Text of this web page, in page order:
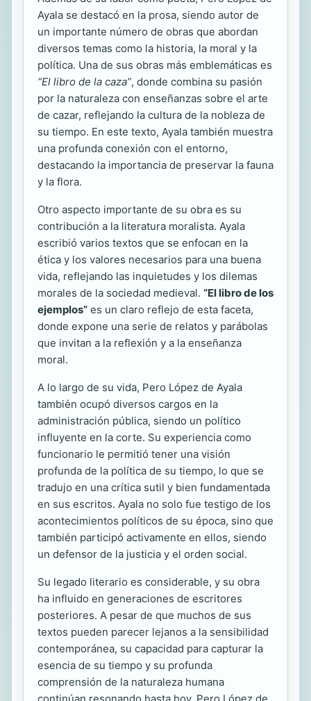
Ayala se destacó en la prosa, siendo autor de
un importante número de obras que abordan
diversos temas como la historia, la moral y la
política. Una de sus obras más emblemáticas es
“El libro de la caza”, donde combina su pasión
por la naturaleza con enseñanzas sobre el arte
de cazar, reflejando la cultura de la nobleza de
su tiempo. En este texto, Ayala también muestra
una profunda conexión con el entorno,
destacando la importancia de preservar la fauna
y la flora.
Otro aspecto importante de su obra es su
contribución a la literatura moralista. Ayala
escribió varios textos que se enfocan en la
ética y los valores necesarios para una buena
vida, reflejando las inquietudes y los dilemas
morales de la sociedad medieval. “El libro de los
ejemplos” es un claro reflejo de esta faceta,
donde expone una serie de relatos y parábolas
que invitan a la reflexión y a la enseñanza
moral.
A lo largo de su vida, Pero López de Ayala
también ocupó diversos cargos en la
administración pública, siendo un político
influyente en la corte. Su experiencia como
funcionario le permitió tener una visión
profunda de la política de su tiempo, lo que se
tradujo en una crítica sutil y bien fundamentada
en sus escritos. Ayala no solo fue testigo de los
acontecimientos políticos de su época, sino que
también participó activamente en ellos, siendo
un defensor de la justicia y el orden social.
Su legado literario es considerable, y su obra
ha influido en generaciones de escritores
posteriores. A pesar de que muchos de sus
textos pueden parecer lejanos a la sensibilidad
contemporánea, su capacidad para capturar la
esencia de su tiempo y su profunda
comprensión de la naturaleza humana